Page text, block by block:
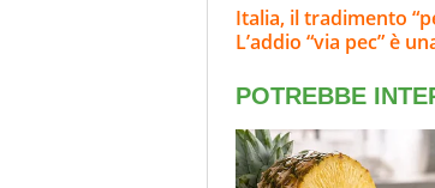
Italia, il tradimento
L’addio “via pec” è